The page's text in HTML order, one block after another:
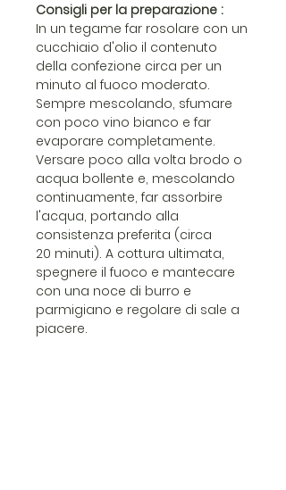
Consigli per la preparazione :
In un tegame far rosolare con un
cucchiaio d'olio il contenuto
della confezione circa per un
minuto al fuoco moderato.
Sempre mescolando, sfumare
con poco vino bianco e far
evaporare completamente.
Versare poco alla volta brodo o
acqua bollente e, mescolando
continuamente, far assorbire
l'acqua, portando alla
consistenza preferita (circa
20 minuti). A cottura ultimata,
spegnere il fuoco e mantecare
con una noce di burro e
parmigiano e regolare di sale a
piacere.